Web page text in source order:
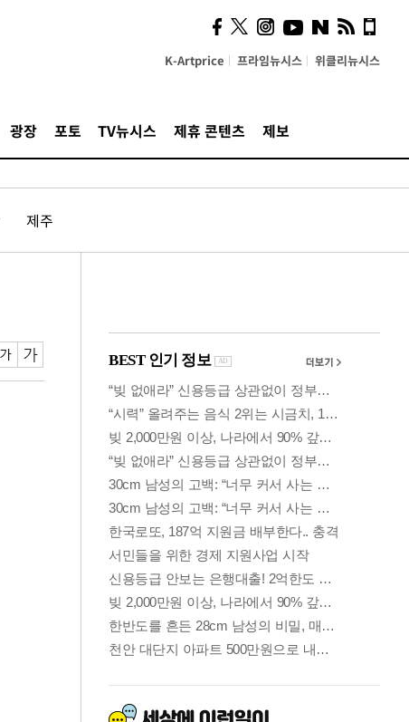
K-Artprice 프라임뉴시스 위클리뉴시스
광장 포토 TV뉴시스 제휴 콘텐츠 제보
제주
의견, 국토부·LH에 충실히
전달할 것"